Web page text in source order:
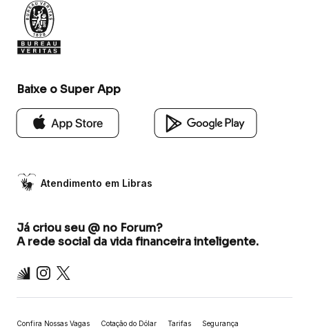
Baixe o Super App
Atendimento em Libras
Já criou seu @ no Forum?
A rede social da vida financeira inteligente.
Inter Instagram
X
Confira Nossas Vagas Cotação do Dólar Tarifas Segurança